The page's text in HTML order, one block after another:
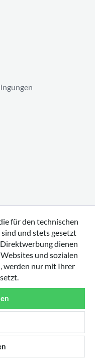
für den technischen
und stets gesetzt
dienen
und sozialen
werden nur mit Ihrer